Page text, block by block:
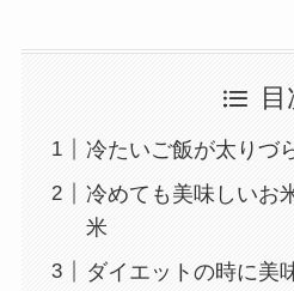
目
冷たいご飯が太りづ
冷めても美味しいお
米
ダイエットの時に美